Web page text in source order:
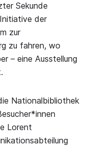
Sekunde
der
zur
zu fahren, wo
– eine Ausstellung
Nationalbibliothek
Lorent